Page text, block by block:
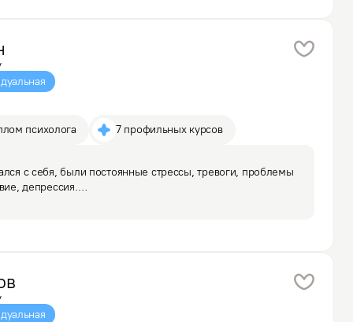
психолога 7 профильных курсов
с себя, были постоянные стрессы, тревоги, проблемы
депрессия.
обратиться к психологу, но, как выяснилось, далеко